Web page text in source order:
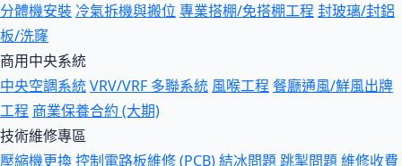
分體機安裝 冷氣拆機與搬位 專業搭棚/免搭棚工程 封玻璃/封鋁
板/洗窿
商用中央系統
中央空調系統VRV/VRF 多聯系統 風喉工程 餐廳通風/鮮風出牌
工程 商業保養合約 (大期)
技術維修專區
壓縮機更換控制電路板維修 (PCB)結冰問題跳掣問題維修收費